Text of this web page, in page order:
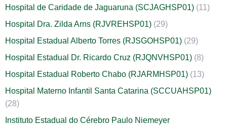
Hospital de Caridade de Jaguaruna (SCJAGHSP01) (11)
Hospital Dra. Zilda Arns (RJVREHSP01) (29)
Hospital Estadual Alberto Torres (RJSGOHSP01) (29)
Hospital Estadual Dr. Ricardo Cruz (RJQNVHSP01) (8)
Hospital Estadual Roberto Chabo (RJARMHSP01) (13)
Hospital Materno Infantil Santa Catarina (SCCUAHSP01)
(28)
Instituto Estadual do Cérebro Paulo Niemeyer